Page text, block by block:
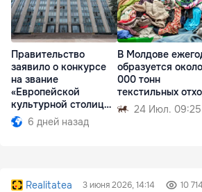
Правительство
заявило о конкурсе
на звание
«Европейской
культурной столицы»
2033 года
6 дней назад
В Молдове
образуется
000 тонн
текстильных
24 Июл. 09:25
Realitatea 3 июня 2026, 14:14 10 714